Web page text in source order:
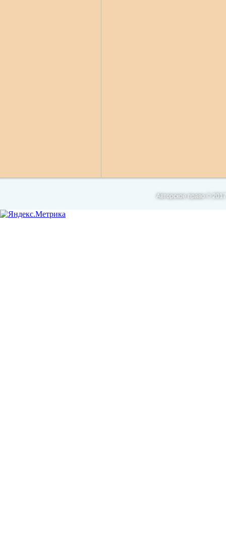
Авторское право ©